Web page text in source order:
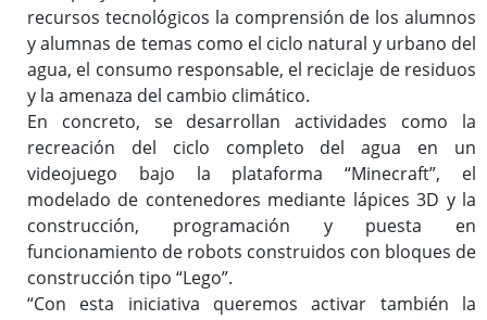
recursos tecnológicos la comprensión de los alumnos
y alumnas de temas como el ciclo natural y urbano del
agua, el consumo responsable, el reciclaje de residuos
y la amenaza del cambio climático.
En concreto, se desarrollan actividades como la
recreación del ciclo completo del agua en un
videojuego bajo la plataforma “Minecraft”, el
modelado de contenedores mediante lápices 3D y la
construcción, programación y puesta en
funcionamiento de robots construidos con bloques de
construcción tipo “Lego”.
“Con esta iniciativa queremos activar también la